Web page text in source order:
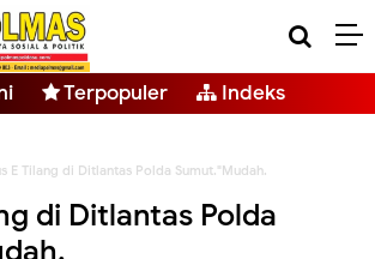
Terpopuler Indeks
E Tilang di Ditlantas Polda Sumut."Mudah.
di Ditlantas Polda